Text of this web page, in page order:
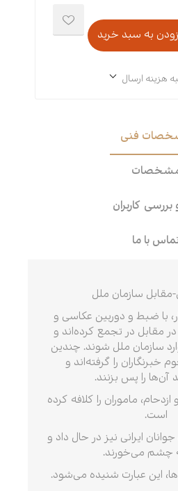
هزینه ارسال
فنی
بررسی کاربران
با ما
مقابل سازمان ملل
با ضبط و دوربین عکاسی و
در مقابل در تجمع کردهاند و
سازمان ملل شوند. چندین
خبرنگاران را گرفته‌اند و
را پس بزنند.
ماموران را کلافه کرده
است.
جوانان ایرانی نیز در حال داد و
چشم می‌خورند.
این عبارت شنیده می‌شود.